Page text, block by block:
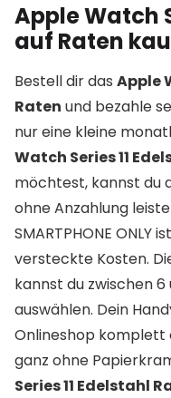
Apple Watch
auf Raten
Bestell dir das Apple
Raten und bezahle
nur eine kleine
Watch Series 11
möchtest, kannst du
ohne Anzahlung
SMARTPHONE ONLY
versteckte Kosten.
kannst du zwischen
auswählen. Dein
Onlineshop komplett
ganz ohne
Series 11 Edelstahl